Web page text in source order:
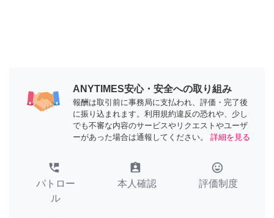
ANYTIMES安心・安全への取り組み
報酬は取引前に事務局に支払われ、評価・完了後
に振り込まれます。利用規約違反の恐れや、少し
でも不審な内容のサービスやリクエストやユーザ
ーがあった場合は通報してください。
詳細を見る
perm_phone_msg
パトロー
ル
assignment_ind
本人確認
tag_faces
評価制度